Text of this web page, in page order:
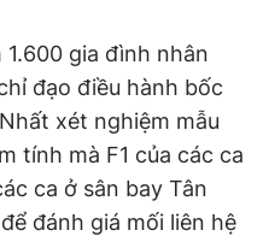
1.600 gia đình nhân
đạo điều hành bốc
xét nghiệm mẫu
tính mà F1 của các ca
ca ở sân bay Tân
đánh giá mối liên hệ